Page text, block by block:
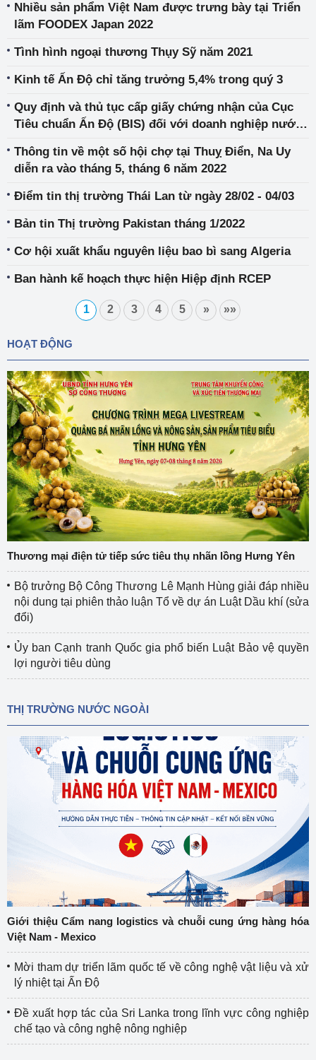
Nhiều sản phẩm Việt Nam được trưng bày tại Triển
lãm FOODEX Japan 2022
Tình hình ngoại thương Thụy Sỹ năm 2021
Kinh tế Ấn Độ chỉ tăng trưởng 5,4% trong quý 3
Quy định và thủ tục cấp giấy chứng nhận của Cục
Tiêu chuẩn Ấn Độ (BIS) đối với doanh nghiệp nước
Thông tin về một số hội chợ tại Thuỵ Điển, Na Uy
diễn ra vào tháng 5, tháng 6 năm 2022
Điểm tin thị trường Thái Lan từ ngày 28/02 - 04/03
Bản tin Thị trường Pakistan tháng 1/2022
Cơ hội xuất khẩu nguyên liệu bao bì sang Algeria
Ban hành kế hoạch thực hiện Hiệp định RCEP
1 2 3 4 5 » »»
HOẠT ĐỘNG
Thương mại điện tử tiếp sức tiêu thụ nhãn lồng Hưng Yên
Bộ trưởng Bộ Công Thương Lê Mạnh Hùng giải đáp nhiều
nội dung tại phiên thảo luận Tổ về dự án Luật Dầu khí (sửa
đổi)
Ủy ban Cạnh tranh Quốc gia phổ biến Luật Bảo vệ quyền
lợi người tiêu dùng
THỊ TRƯỜNG NƯỚC NGOÀI
Giới thiệu Cẩm nang logistics và chuỗi cung ứng hàng hóa
Việt Nam - Mexico
Mời tham dự triển lãm quốc tế về công nghệ vật liệu và xử
lý nhiệt tại Ấn Độ
Đề xuất hợp tác của Sri Lanka trong lĩnh vực công nghiệp
chế tạo và công nghệ nông nghiệp